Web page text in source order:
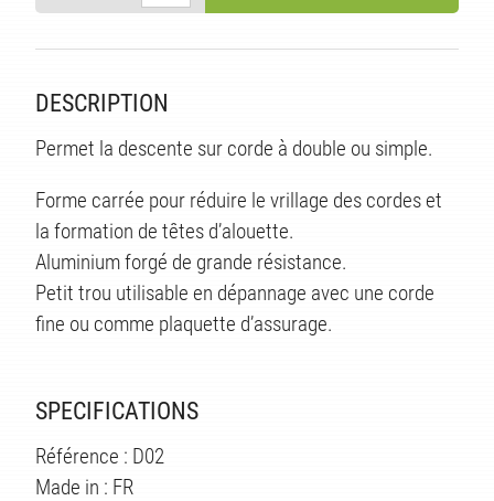
DESCRIPTION
Permet la descente sur corde à double ou simple.
Forme carrée pour réduire le vrillage des cordes et
la formation de têtes d’alouette.
Aluminium forgé de grande résistance.
Petit trou utilisable en dépannage avec une corde
fine ou comme plaquette d’assurage.
SPECIFICATIONS
Référence : D02
Made in : FR